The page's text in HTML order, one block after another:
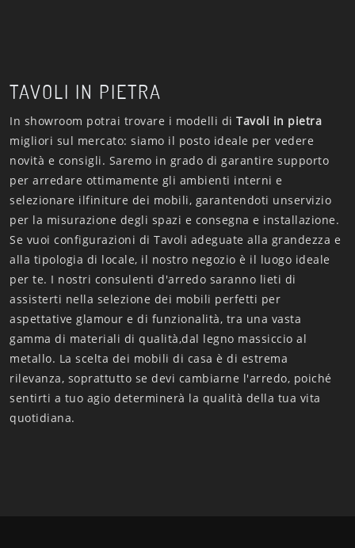
TAVOLI IN PIETRA
In showroom potrai trovare i modelli di Tavoli in pietra
migliori sul mercato: siamo il posto ideale per vedere
novità e consigli. Saremo in grado di garantire supporto
per arredare ottimamente gli ambienti interni e
selezionare ilfiniture dei mobili, garantendoti unservizio
per la misurazione degli spazi e consegna e installazione.
Se vuoi configurazioni di Tavoli adeguate alla grandezza e
alla tipologia di locale, il nostro negozio è il luogo ideale
per te. I nostri consulenti d'arredo saranno lieti di
assisterti nella selezione dei mobili perfetti per
aspettative glamour e di funzionalità, tra una vasta
gamma di materiali di qualità,dal legno massiccio al
metallo. La scelta dei mobili di casa è di estrema
rilevanza, soprattutto se devi cambiarne l'arredo, poiché
sentirti a tuo agio determinerà la qualità della tua vita
quotidiana.